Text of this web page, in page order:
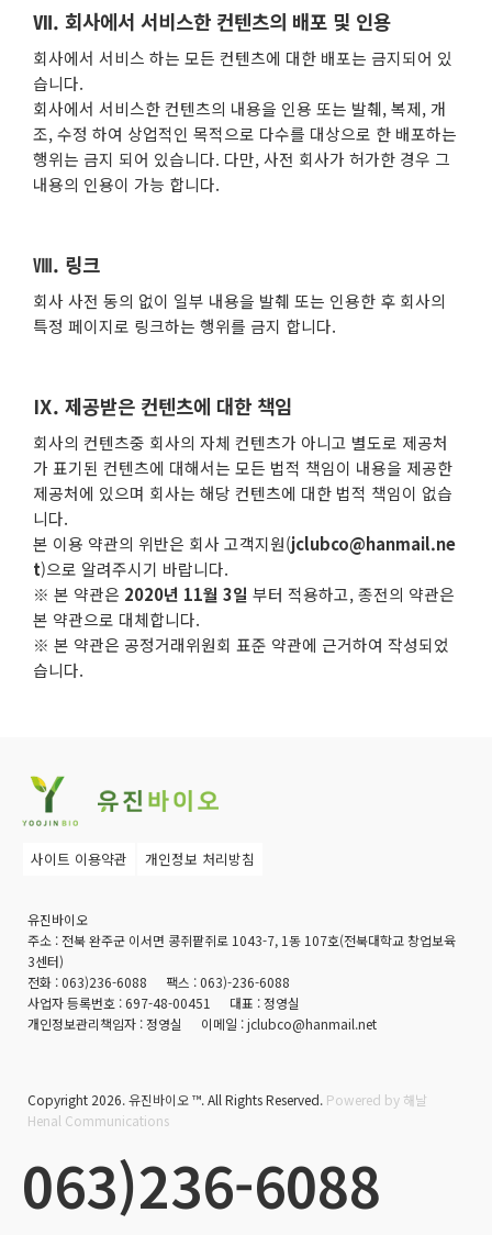
Ⅶ. 회사에서 서비스한 컨텐츠의 배포 및 인용
회사에서 서비스 하는 모든 컨텐츠에 대한 배포는 금지되어 있
습니다.
회사에서 서비스한 컨텐츠의 내용을 인용 또는 발췌, 복제, 개
조, 수정 하여 상업적인 목적으로 다수를 대상으로 한 배포하는
행위는 금지 되어 있습니다. 다만, 사전 회사가 허가한 경우 그
내용의 인용이 가능 합니다.
Ⅷ. 링크
회사 사전 동의 없이 일부 내용을 발췌 또는 인용한 후 회사의
특정 페이지로 링크하는 행위를 금지 합니다.
Ⅸ. 제공받은 컨텐츠에 대한 책임
회사의 컨텐츠중 회사의 자체 컨텐츠가 아니고 별도로 제공처
가 표기된 컨텐츠에 대해서는 모든 법적 책임이 내용을 제공한
제공처에 있으며 회사는 해당 컨텐츠에 대한 법적 책임이 없습
니다.
본 이용 약관의 위반은 회사 고객지원(jclubco@hanmail.ne
t)으로 알려주시기 바랍니다.
※ 본 약관은 2020년 11월 3일 부터 적용하고, 종전의 약관은
본 약관으로 대체합니다.
※ 본 약관은 공정거래위원회 표준 약관에 근거하여 작성되었
습니다.
사이트 이용약관 개인정보 처리방침
유진바이오
주소 : 전북 완주군 이서면 콩쥐팥쥐로 1043-7, 1동 107호(전북대학교 창업보육
3센터)
전화 :063)236-6088 팩스 :063)-236-6088
사업자 등록번호 :697-48-00451 대표 :정영실
개인정보관리책임자 :정영실 이메일 :jclubco@hanmail.net
Copyright 2026.유진바이오 ™. All Rights Reserved. Powered by 해날
Henal Communications
063)236-6088